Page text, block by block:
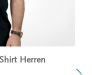
Herren